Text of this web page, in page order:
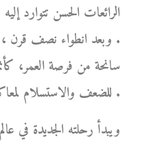
الرائعات الحسن تتوارد
. وبعد انطواء نصف قرن ،
سانحة من فرصة العمر،
للضعف والاستسلام لمعاكسات الأقدار الثائرة في وجهه .
ويبدأ رحلته الجديدة في